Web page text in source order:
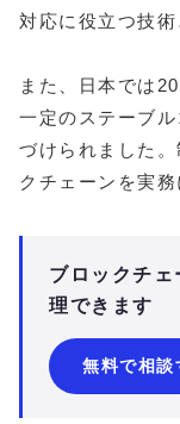
対応に役立つ技術
また、日本では
一定のステーブ
づけられました
クチェーンを実
ブロックチ
理できます
無料で相談